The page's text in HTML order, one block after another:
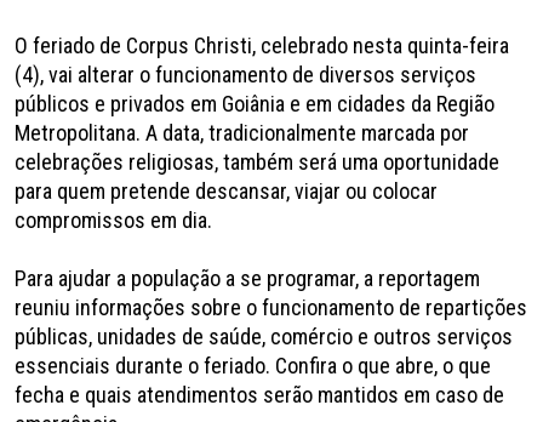
O feriado de Corpus Christi, celebrado nesta quinta-feira
(4), vai alterar o funcionamento de diversos serviços
públicos e privados em Goiânia e em cidades da Região
Metropolitana. A data, tradicionalmente marcada por
celebrações religiosas, também será uma oportunidade
para quem pretende descansar, viajar ou colocar
compromissos em dia.
Para ajudar a população a se programar, a reportagem
reuniu informações sobre o funcionamento de repartições
públicas, unidades de saúde, comércio e outros serviços
essenciais durante o feriado. Confira o que abre, o que
fecha e quais atendimentos serão mantidos em caso de